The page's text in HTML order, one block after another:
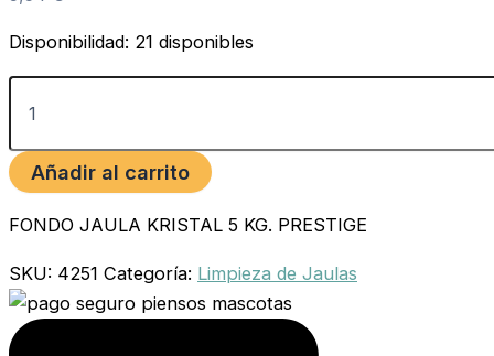
Disponibilidad: 21 disponibles
Añadir al carrito
FONDO JAULA KRISTAL 5 KG. PRESTIGE
SKU: 4251 Categoría: Limpieza de Jaulas